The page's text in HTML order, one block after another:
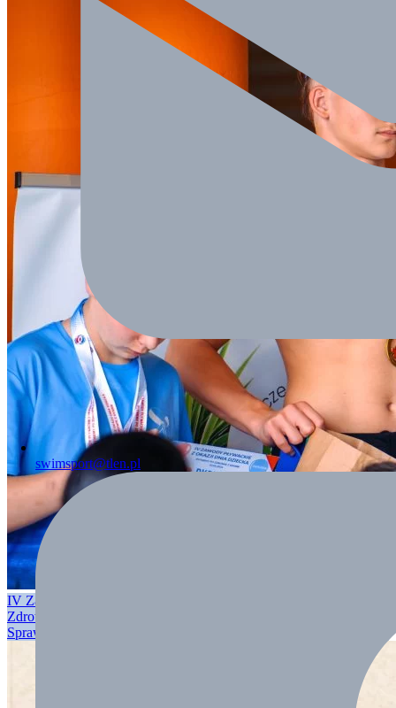
swimsport@tlen.pl
IV Zawody Pływackie Z Okazji Dnia Dziecka Płyniemy Po
Zdrowie Z KKSIBB
Sprawdź